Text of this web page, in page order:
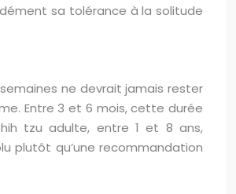
sa tolérance à la solitude
ne devrait jamais rester
Entre 3 et 6 mois, cette durée
tzu adulte, entre 1 et 8 ans,
plutôt qu’une recommandation